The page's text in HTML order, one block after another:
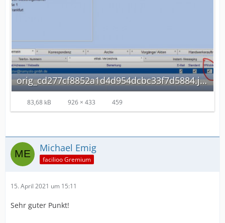
orig_cd277cf8852a1d4d954dcbc33f7d5884.jpg
83,68 kB 926 × 433 459
Michael Emig
facilioo Gremium
15. April 2021 um 15:11
Sehr guter Punkt!